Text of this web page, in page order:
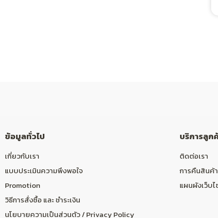
ข้อมูลทั่วไป
เกี่ยวกับเรา
แบบประเมินความพึงพอใจ
Promotion
วิธีการสั่งซื้อ และ ชำระเงิน
นโยบายความเป็นส่วนตัว / Privacy Policy
บริการลูก
ติดต่อเรา
การคืนสินค้า
แผนผังเว็บ